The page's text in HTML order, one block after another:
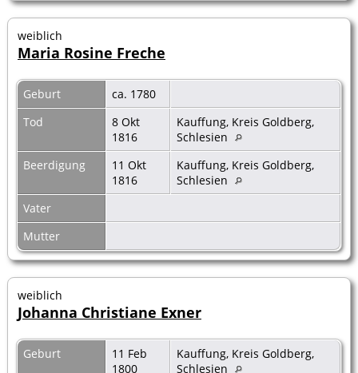
weiblich
Maria Rosine Freche
Geburt
ca. 1780
Tod
8 Okt
1816
Kauffung, Kreis Goldberg,
Schlesien
Beerdigung
11 Okt
1816
Kauffung, Kreis Goldberg,
Schlesien
Vater
Mutter
weiblich
Johanna Christiane Exner
Geburt
11 Feb
1800
Kauffung, Kreis Goldberg,
Schlesien